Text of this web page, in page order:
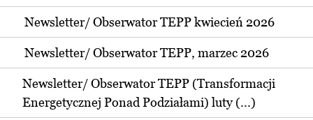
Newsletter/ Obserwator TEPP kwiecień 2026
Newsletter/ Obserwator TEPP, marzec 2026
Newsletter/ Obserwator TEPP (Transformacji
Energetycznej Ponad Podziałami) luty (...)